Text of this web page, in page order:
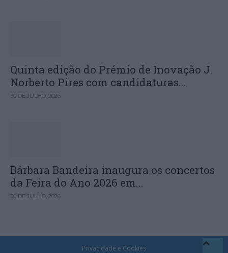
Quinta edição do Prémio de Inovação J.
Norberto Pires com candidaturas...
30 DE JULHO, 2026
Bárbara Bandeira inaugura os concertos
da Feira do Ano 2026 em...
30 DE JULHO, 2026
Privacidade e Cookies